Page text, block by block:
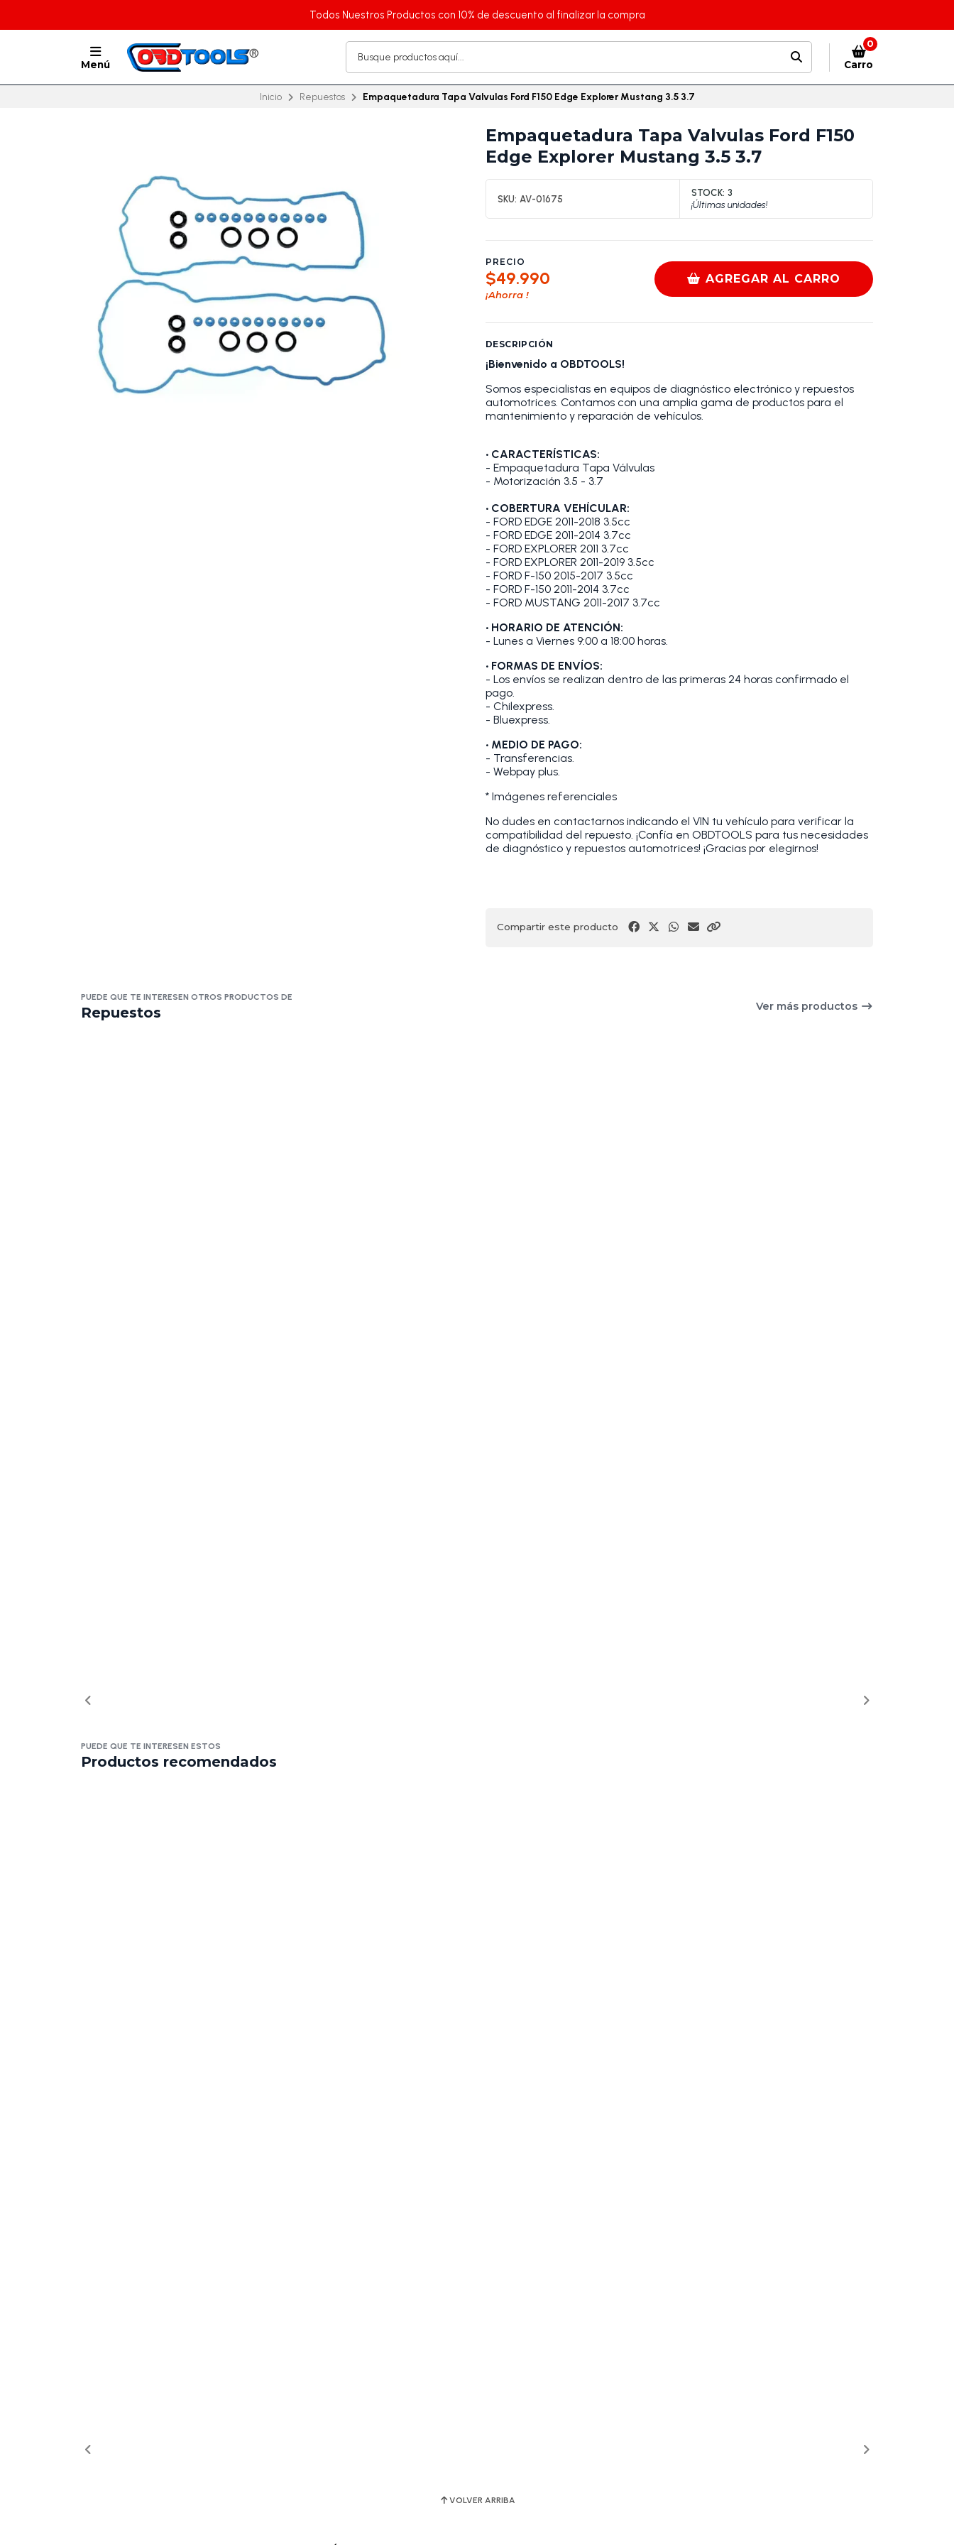
Todos Nuestros Productos con 10% de descuento al finalizar la compra
Menú
0
Carro
Inicio Repuestos Empaquetadura Tapa Valvulas Ford F150 Edge Explorer Mustang 3.5 3.7
Empaquetadura Tapa Valvulas Ford F150
Edge Explorer Mustang 3.5 3.7
SKU: AV-01675
STOCK: 3
¡Últimas unidades!
PRECIO
$49.990
¡Ahorra !
AGREGAR AL CARRO
DESCRIPCIÓN
¡Bienvenido a OBDTOOLS!
Somos especialistas en equipos de diagnóstico electrónico y repuestos
automotrices. Contamos con una amplia gama de productos para el
mantenimiento y reparación de vehículos.
• CARACTERÍSTICAS:
- Empaquetadura Tapa Válvulas
- Motorización 3.5 - 3.7
• COBERTURA VEHÍCULAR:
- FORD EDGE 2011-2018 3.5cc
- FORD EDGE 2011-2014 3.7cc
- FORD EXPLORER 2011 3.7cc
- FORD EXPLORER 2011-2019 3.5cc
- FORD F-150 2015-2017 3.5cc
- FORD F-150 2011-2014 3.7cc
- FORD MUSTANG 2011-2017 3.7cc
• HORARIO DE ATENCIÓN:
- Lunes a Viernes 9:00 a 18:00 horas.
• FORMAS DE ENVÍOS:
- Los envíos se realizan dentro de las primeras 24 horas confirmado el
pago.
- Chilexpress.
- Bluexpress.
• MEDIO DE PAGO:
- Transferencias.
- Webpay plus.
* Imágenes referenciales
No dudes en contactarnos indicando el VIN tu vehículo para verificar la
compatibilidad del repuesto. ¡Confía en OBDTOOLS para tus necesidades
de diagnóstico y repuestos automotrices! ¡Gracias por elegirnos!
Compartir este producto
PUEDE QUE TE INTERESEN OTROS PRODUCTOS DE
Repuestos Ver más productos
PUEDE QUE TE INTERESEN ESTOS
Productos recomendados
VOLVER ARRIBA